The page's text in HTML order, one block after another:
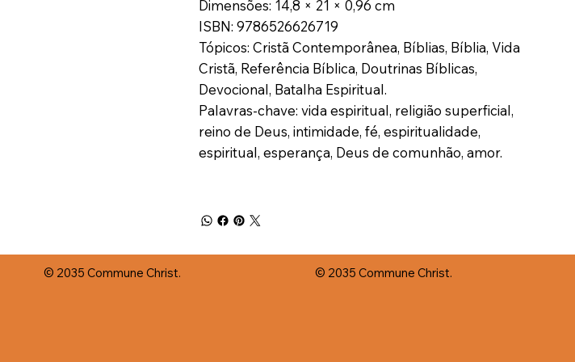
Dimensões: 14,8 × 21 × 0,96 cm
ISBN: 9786526626719
Tópicos: Cristã Contemporânea, Bíblias, Bíblia, Vida
Cristã, Referência Bíblica, Doutrinas Bíblicas,
Devocional, Batalha Espiritual.
Palavras-chave: vida espiritual, religião superficial,
reino de Deus, intimidade, fé, espiritualidade,
espiritual, esperança, Deus de comunhão, amor.
© 2035 Commune Christ. © 2035 Commune Christ.